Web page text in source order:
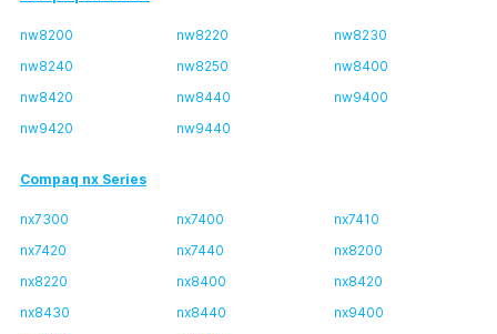
nw8200 nw8220
nw8230
nw8240
nw8250
nw8400
nw8420
nw8440
nw9400
nw9420
nw9440
Compaq nx Series
nx7300 nx7400
nx7410
nx7420
nx7440
nx8200
nx8220
nx8400
nx8420
nx8430
nx8440
nx9400